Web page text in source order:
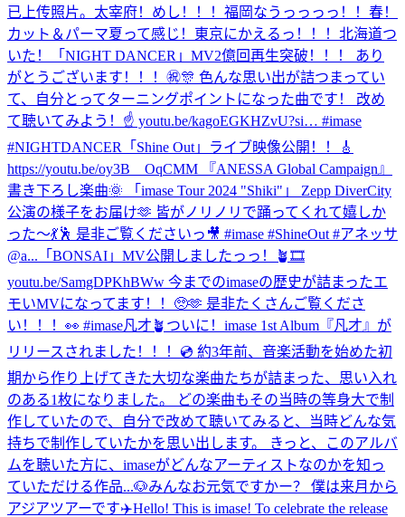
已上传照片。 太宰府！ めし！！！ 福岡なうっっっっ！！ 春！
カット＆パーマ夏って感じ！ 東京にかえるっ！！！ 北海道つ
いた！
「NIGHT DANCER」MV2億回再生突破！！！ あり
がとうございます！！！㊗️🎊 色んな思い出が詰つまってい
て、自分とってターニングポイントになった曲です！ 改め
て聴いてみよう！☝️ youtu.be/kagoEGKHZvU?si… #imase
#NIGHTDANCER
「Shine Out」ライブ映像公開！！🎸
https://youtu.be/oy3B__OqCMM 『ANESSA Global Campaign』
書き下ろし楽曲🌞 「imase Tour 2024 "Shiki"」 Zepp DiverCity
公演の様子をお届け🫶 皆がノリノリで踊ってくれて嬉しか
った〜💃🕺 是非ご覧くださいっ🎥 #imase #ShineOut #アネッサ
@a... 「BONSAI」MV公開しましたっっ！🪴🎞
youtu.be/SamgDPKhBWw 今までのimaseの歴史が詰まったエ
モいMVになってます！！🥺🫶 是非たくさんご覧くださ
い！！！👀 #imase凡才🪴 ついに！imase 1st Album『凡才』が
リリースされました！！！💿 約3年前、音楽活動を始めた初
期から作り上げてきた大切な楽曲たちが詰まった、思い入れ
のある1枚になりました。 どの楽曲もその当時の等身大で制
作していたので、自分で改めて聴いてみると、当時どんな気
持ちで制作していたかを思い出します。 きっと、このアルバ
ムを聴いた方に、imaseがどんなアーティストなのかを知っ
ていただける作品...🐶みんなお元気ですかー？ 僕は来月から
アジアツアーです✈️Hello! This is imase! To celebrate the release